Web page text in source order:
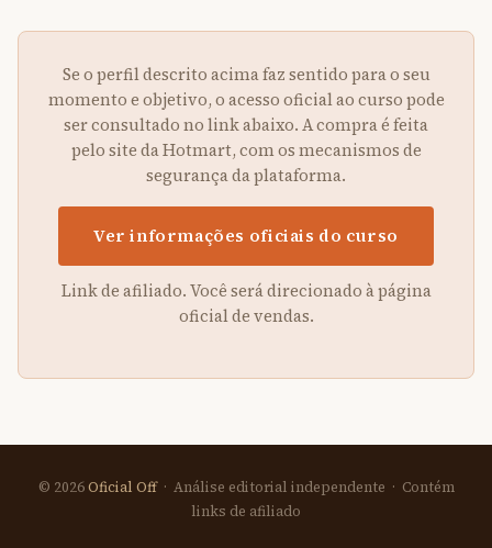
Se o perfil descrito acima faz sentido para o seu
momento e objetivo, o acesso oficial ao curso pode
ser consultado no link abaixo. A compra é feita
pelo site da Hotmart, com os mecanismos de
segurança da plataforma.
Ver informações oficiais do curso
Link de afiliado. Você será direcionado à página
oficial de vendas.
© 2026Oficial Off· Análise editorial independente · Contém
links de afiliado